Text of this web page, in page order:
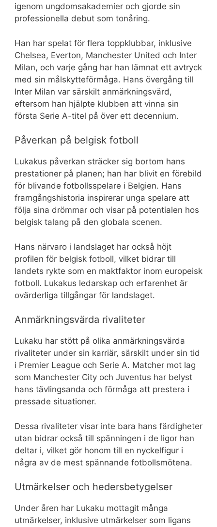
igenom ungdomsakademier och gjorde sin
professionella debut som tonåring.
Han har spelat för flera toppklubbar, inklusive
Chelsea, Everton, Manchester United och Inter
Milan, och varje gång har han lämnat ett avtryck
med sin målskytteförmåga. Hans övergång till
Inter Milan var särskilt anmärkningsvärd,
eftersom han hjälpte klubben att vinna sin
första Serie A-titel på över ett decennium.
Påverkan på belgisk fotboll
Lukakus påverkan sträcker sig bortom hans
prestationer på planen; han har blivit en förebild
för blivande fotbollsspelare i Belgien. Hans
framgångshistoria inspirerar unga spelare att
följa sina drömmar och visar på potentialen hos
belgisk talang på den globala scenen.
Hans närvaro i landslaget har också höjt
profilen för belgisk fotboll, vilket bidrar till
landets rykte som en maktfaktor inom europeisk
fotboll. Lukakus ledarskap och erfarenhet är
ovärderliga tillgångar för landslaget.
Anmärkningsvärda rivaliteter
Lukaku har stött på olika anmärkningsvärda
rivaliteter under sin karriär, särskilt under sin tid
i Premier League och Serie A. Matcher mot lag
som Manchester City och Juventus har belyst
hans tävlingsanda och förmåga att prestera i
pressade situationer.
Dessa rivaliteter visar inte bara hans färdigheter
utan bidrar också till spänningen i de ligor han
deltar i, vilket gör honom till en nyckelfigur i
några av de mest spännande fotbollsmötena.
Utmärkelser och hedersbetygelser
Under åren har Lukaku mottagit många
utmärkelser, inklusive utmärkelser som ligans